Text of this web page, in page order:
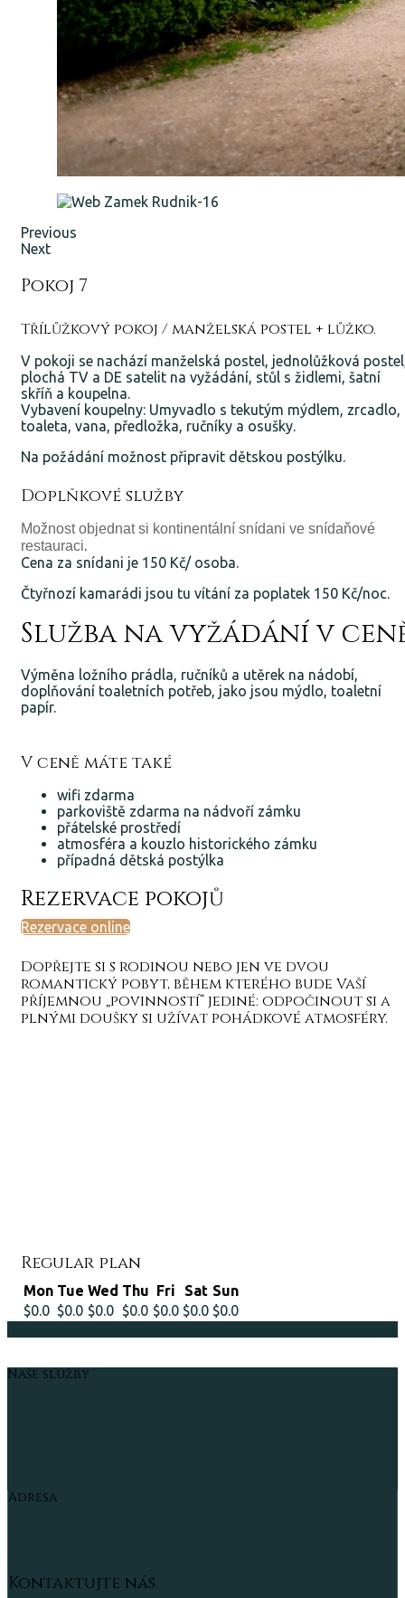
Previous
Next
Pokoj 7
Třílůžkový pokoj / manželská postel + lůžko.
V pokoji se nachází manželská postel, jednolůžková
plochá TV a DE satelit na vyžádání, stůl s židlemi, šatní
skříň a koupelna.
Vybavení koupelny: Umyvadlo s tekutým mýdlem, zrcadlo,
toaleta, vana, předložka, ručníky a osušky.
Na požádání možnost připravit dětskou postýlku.
Doplňkové služby
Možnost objednat si kontinentální snídani ve snídaňové
restauraci.
Cena za snídani je 150 Kč/ osoba.
Čtyřnozí kamarádi jsou tu vítání za poplatek 150 Kč/noc.
Služba na vyžádání v
Výměna ložního prádla, ručníků a utěrek na nádobí,
doplňování toaletních potřeb, jako jsou mýdlo, toaletní
papír.
V ceně máte také
wifi zdarma
parkoviště zdarma na nádvoří zámku
přátelské prostředí
atmosféra a kouzlo historického zámku
případná dětská postýlka
Rezervace pokojů
Rezervace online
Dopřejte si s rodinou nebo jen ve dvou
romantický pobyt, během kterého bude Vaší
příjemnou „povinností“ jediné: odpočinout si a
plnými doušky si užívat pohádkové atmosféry.
Regular plan
Mon Tue Wed Thu Fri Sat Sun
$0.0 $0.0 $0.0 $0.0 $0.0 $0.0 $0.0
Naše služby
Adresa
Kontaktujte nás